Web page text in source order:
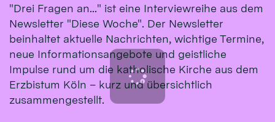
"Drei Fragen an..." ist eine Interviewreihe aus dem
Newsletter "Diese Woche". Der Newsletter
beinhaltet aktuelle Nachrichten, wichtige Termine,
neue Informationsangebote und geistliche
Impulse rund um die katholische Kirche aus dem
Erzbistum Köln – kurz und übersichtlich
zusammengestellt.